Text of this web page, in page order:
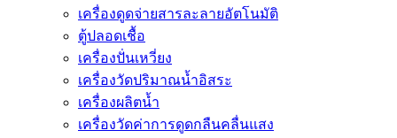
เครื่องดูดจ่ายสารละลายอัตโนมัติ
ตู้ปลอดเชื้อ
เครื่องปั่นเหวี่ยง
เครื่องวัดปริมาณน้ำอิสระ
เครื่องผลิตน้ำ
เครื่องวัดค่าการดูดกลืนคลื่นแสง